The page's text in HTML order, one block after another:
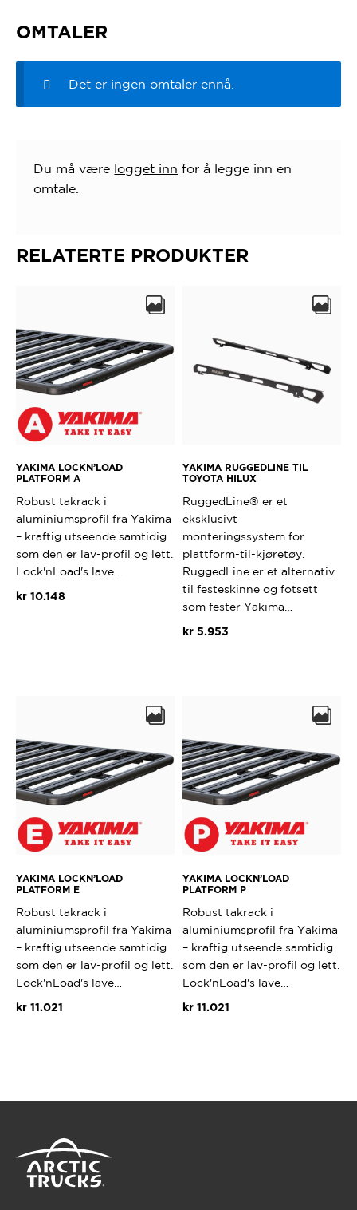
OMTALER
Det er ingen omtaler ennå.
Du må være logget inn for å legge inn en
omtale.
RELATERTE PRODUKTER
YAKIMA LOCKN’LOAD
PLATFORM A
Robust takrack i
aluminiumsprofil fra Yakima
– kraftig utseende samtidig
som den er lav-profil og lett.
Lock'nLoad's lave…
kr10.148
YAKIMA RUGGEDLINE TIL
TOYOTA HILUX
RuggedLine® er et
eksklusivt
monteringssystem for
plattform-til-kjøretøy.
RuggedLine er et alternativ
til festeskinne og fotsett
som fester Yakima…
kr 5.953
YAKIMA LOCKN’LOAD
PLATFORM E
Robust takrack i
aluminiumsprofil fra Yakima
– kraftig utseende samtidig
som den er lav-profil og lett.
Lock'nLoad's lave…
kr11.021
YAKIMA LOCKN’LOAD
PLATFORM P
Robust takrack i
aluminiumsprofil fra Yakima
– kraftig utseende samtidig
som den er lav-profil og lett.
Lock'nLoad's lave…
kr 11.021